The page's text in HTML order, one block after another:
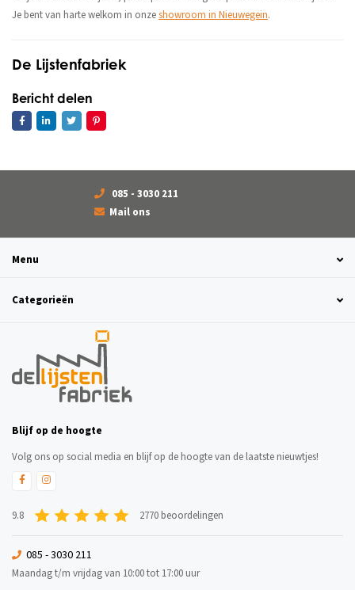
Je bent van harte welkom in onzeshowroom in Nieuwegein.
De Lijstenfabriek
Bericht delen
085 - 3030 211
Mail ons
Menu
Categorieën
Blijf op de hoogte
Volg ons op social media en blijf op de hoogte van de laatste nieuwtjes!
9.8 2770 beoordelingen
085 - 3030 211
Maandag t/m vrijdag van 10:00 tot 17:00 uur